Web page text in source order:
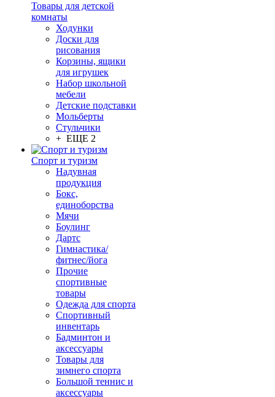
Товары для детской
комнаты
Ходунки
Доски для
рисования
Корзины, ящики
для игрушек
Набор школьной
мебели
Детские подставки
Мольберты
Стульчики
+ ЕЩЕ 2
Спорт и туризм
Надувная
продукция
Бокс,
единоборства
Мячи
Боулинг
Дартс
Гимнастика/
фитнес/йога
Прочие
спортивные
товары
Одежда для спорта
Спортивный
инвентарь
Бадминтон и
аксессуары
Товары для
зимнего спорта
Большой теннис и
аксессуары